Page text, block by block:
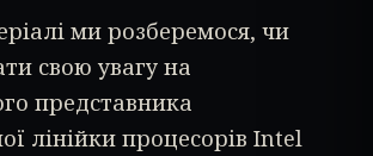
ми розберемося, чи
свою увагу на
представника
лінійки процесорів Intel